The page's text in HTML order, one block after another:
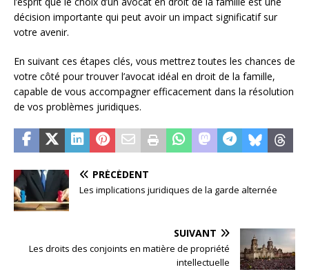
décision importante qui peut avoir un impact significatif sur
votre avenir.
En suivant ces étapes clés, vous mettrez toutes les chances de
votre côté pour trouver l’avocat idéal en droit de la famille,
capable de vous accompagner efficacement dans la résolution
de vos problèmes juridiques.
PRÉCÉDENT
Les implications juridiques de la garde alternée
SUIVANT
Les droits des conjoints en matière de propriété
intellectuelle